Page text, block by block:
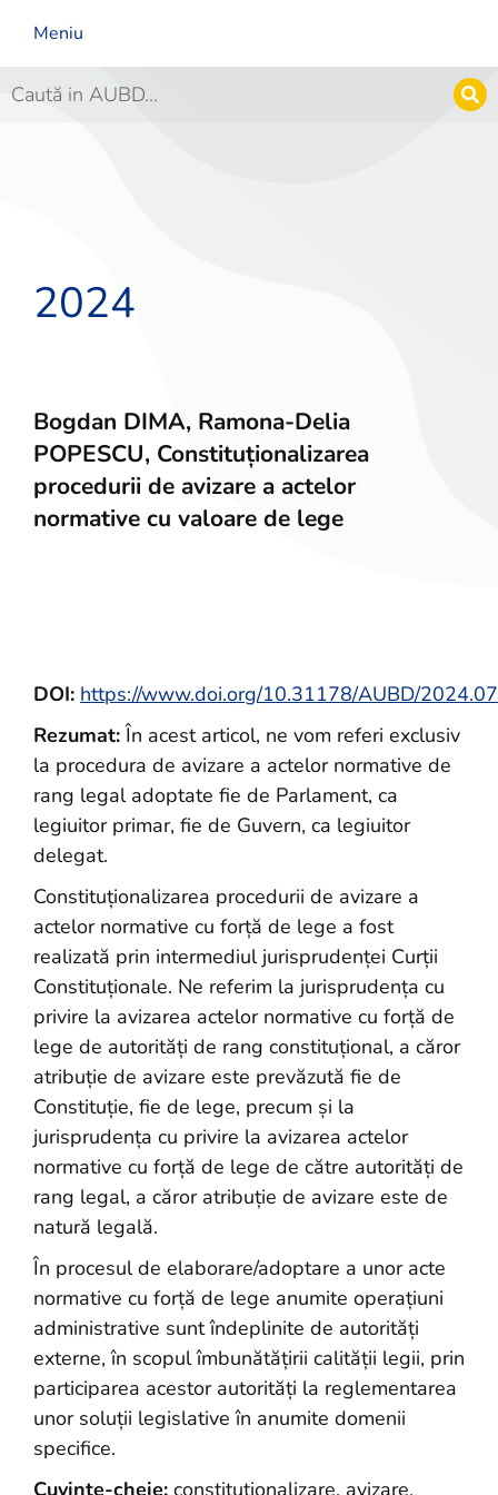
Meniu
2024
Bogdan DIMA, Ramona-Delia
POPESCU, Constituționalizarea
procedurii de avizare a actelor
normative cu valoare de lege
DOI: https://www.doi.org/10.31178/AUBD/2024.07
Rezumat:În acest articol, ne vom referi exclusiv
la procedura de avizare a actelor normative de
rang legal adoptate fie de Parlament, ca
legiuitor primar, fie de Guvern, ca legiuitor
delegat.
Constituționalizarea procedurii de avizare a
actelor normative cu forță de lege a fost
realizată prin intermediul jurisprudenței Curții
Constituționale. Ne referim la jurisprudența cu
privire la avizarea actelor normative cu forță de
lege de autorități de rang constituțional, a căror
atribuție de avizare este prevăzută fie de
Constituție, fie de lege, precum și la
jurisprudența cu privire la avizarea actelor
normative cu forță de lege de către autorități de
rang legal, a căror atribuție de avizare este de
natură legală.
În procesul de elaborare/adoptare a unor acte
normative cu forță de lege anumite operațiuni
administrative sunt îndeplinite de autorități
externe, în scopul îmbunătățirii calității legii, prin
participarea acestor autorități la reglementarea
unor soluții legislative în anumite domenii
specifice.
Cuvinte-cheie: constituționalizare, avizare,